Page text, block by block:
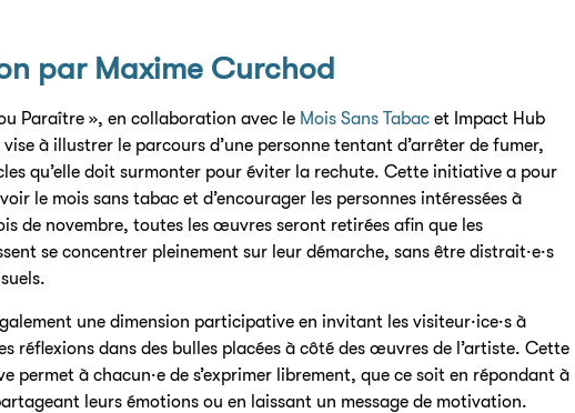
par Maxime Curchod
Paraître », en collaboration avec le Mois Sans Tabac et Impact Hub
à illustrer le parcours d’une personne tentant d’arrêter de fumer,
qu’elle doit surmonter pour éviter la rechute. Cette initiative a pour
le mois sans tabac et d’encourager les personnes intéressées à
de novembre, toutes les œuvres seront retirées afin que les
se concentrer pleinement sur leur démarche, sans être distrait·e·s
une dimension participative en invitant les visiteur·ice·s à
réflexions dans des bulles placées à côté des œuvres de l’artiste. Cette
permet à chacun·e de s’exprimer librement, que ce soit en répondant à
leurs émotions ou en laissant un message de motivation.